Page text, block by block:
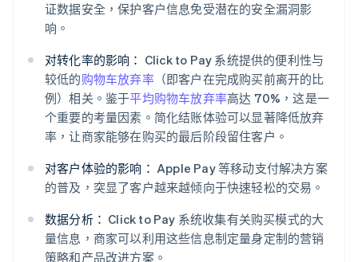
证数据安全，保护客户信息免受潜在的安全漏洞影
响。
对转化率的影响： Click to Pay 系统提供的便利性与
较低的购物车放弃率（即客户在完成购买前离开的比
例）相关。鉴于平均购物车放弃率高达 70%，这是一
个重要的考量因素。简化结账体验可以显著降低放弃
率，让商家能够在购买的最后阶段留住客户。
对客户体验的影响： Apple Pay 等移动支付解决方案
的普及，突显了客户越来越倾向于快速轻松的交易。
数据分析： Click to Pay 系统收集有关购买模式的大
量信息，商家可以利用这些信息制定量身定制的营销
策略和产品改进方案。